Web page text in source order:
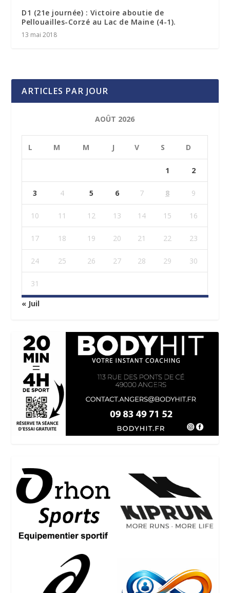
D1 (21e journée) : Victoire aboutie de
Pellouailles-Corzé au Lac de Maine (4-1).
13 mai 2018
ARTICLES PAR JOUR
AOÛT 2026
L M M J V S D
1 2
3 4 5 6 7 8 9
10 11 12 13 14 15 16
17 18 19 20 21 22 23
24 25 26 27 28 29 30
31
« Juil